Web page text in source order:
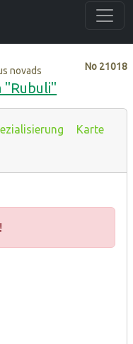
No 21018
novads
"Rubuli"
Karte